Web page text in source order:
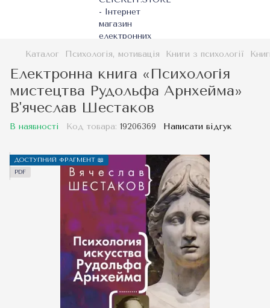
Каталог Психологія, мотивація Книги з психології
Електронна книга «Психологія
мистецтва Рудольфа Арнхейма»
В'ячеслав Шестаков
В наявності Код товара: 19206369 Написати відгук
ДОСТУПНИЙ ФРАГМЕНТ 📖
PDF